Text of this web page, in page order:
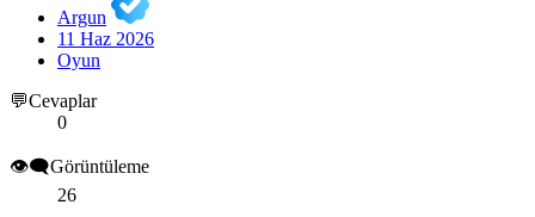
Argun
11 Haz 2026
Oyun
💬Cevaplar
0
👁️‍🗨️Görüntüleme
26